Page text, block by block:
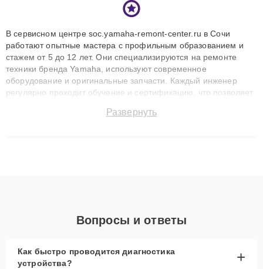
В сервисном центре soc.yamaha-remont-center.ru в Сочи
работают опытные мастера с профильным образованием и
стажем от 5 до 12 лет. Они специализируются на ремонте
техники бренда Yamaha, используют современное
оборудование и оригинальные запчасти. Каждый инженер
регулярно проходит обучение и сертификацию, что позволяет
технику с сохранением гарантии до 3 лет. Наши мастера
Развернуть
Вопросы и ответы
Как быстро проводится диагностика
устройства?
+